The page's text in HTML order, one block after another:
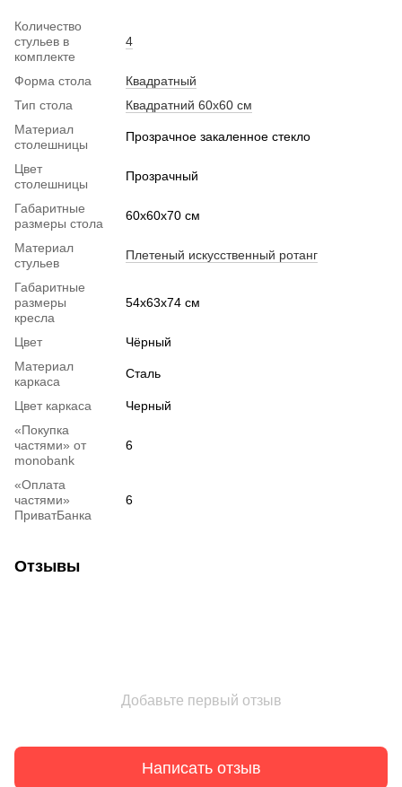
Количество
стульев в
комплекте
4
Форма стола
Квадратный
Тип стола
Квадратний 60х60 см
Материал
столешницы
Прозрачное закаленное стекло
Цвет
столешницы
Прозрачный
Габаритные
размеры стола
60x60x70 см
Материал
стульев
Плетеный искусственный ротанг
Габаритные
размеры
кресла
54х63x74 см
Цвет
Чёрный
Материал
каркаса
Сталь
Цвет каркаса
Черный
«Покупка
частями» от
monobank
6
«Оплата
частями»
ПриватБанка
6
Отзывы
Добавьте первый отзыв
Написать отзыв